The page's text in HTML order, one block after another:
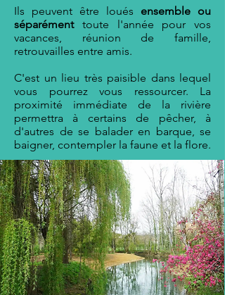
Ils peuvent être loués ensemble ou
séparémenttoute l'année pour vos
vacances, réunion de famille,
retrouvailles entre amis.
C'est un lieu très paisible dans lequel
vous pourrez vous ressourcer. La
proximité immédiate de la rivière
permettra à certains de pêcher, à
d'autres de se balader en barque, se
baigner, contempler la faune et la flore.